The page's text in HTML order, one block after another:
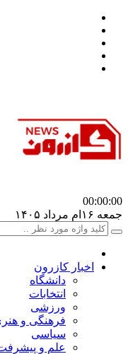
00:00:00
جمعه ۱۶ام مرداد ۱۴۰۵
اخبار کازرون
دانشگاه
انتخابات
ورزشی
فرهنگی و
سیاسی
علم و